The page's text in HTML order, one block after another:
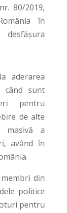
80/2019,
în
aderarea
când sunt
pentru
de alte
masivă a
având în
din
politice
pentru